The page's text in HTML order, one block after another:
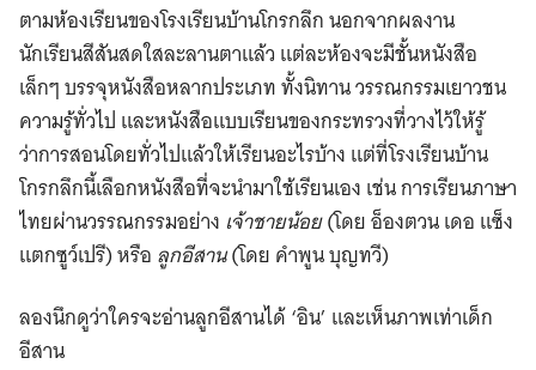
ตามห้องเรียนของโรงเรียนบ้านโกรกลึก นอกจากผลงาน
นักเรียนสีสันสดใสละลานตาแล้ว แต่ละห้องจะมีชั้นหนังสือ
เล็กๆ บรรจุหนังสือหลากประเภท ทั้งนิทาน วรรณกรรมเยาวชน
ความรู้ทั่วไป และหนังสือแบบเรียนของกระทรวงที่วางไว้ให้รู้
ว่าการสอนโดยทั่วไปแล้วให้เรียนอะไรบ้าง แต่ที่โรงเรียนบ้าน
โกรกลึกนี้เลือกหนังสือที่จะนำมาใช้เรียนเอง เช่น การเรียนภาษา
ไทยผ่านวรรณกรรมอย่าง เจ้าชายน้อย(โดย อ็องตวน เดอ แซ็ง
แตกซูว์เปรี) หรือ ลูกอีสาน(โดย คำพูน บุญทวี)
ลองนึกดูว่าใครจะอ่านลูกอีสานได้ ‘อิน’ และเห็นภาพเท่าเด็ก
อีสาน